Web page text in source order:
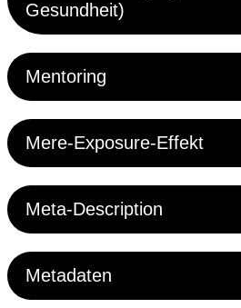
Gesundheit)
Mentoring
Mere-Exposure-Effekt
Meta-Description
Metadaten